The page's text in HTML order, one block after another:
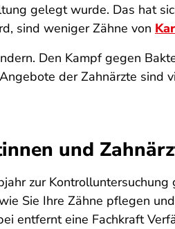
gelegt wurde. Das hat
sind weniger Zähne von
Den Kampf gegen
der Zahnärzte
und
zur
Sie Ihre Zähne pflegen
entfernt eine Fachkraft